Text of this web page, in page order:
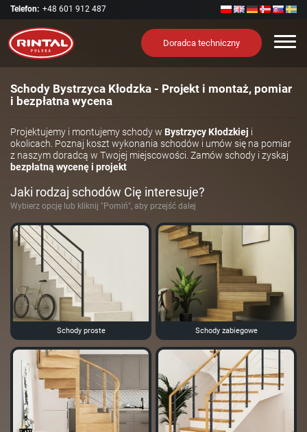
Telefon: +48 601 912 487
Doradca techniczny
Schody Bystrzyca Kłodzka - Projekt i montaż, pomiar
i bezpłatna wycena
Projektujemy i montujemy schody w Bystrzycy Kłodzkiej i
okolicach. Poznaj koszt wykonania schodów i umów się na pomiar
z naszym doradcą w Twojej miejscowości. Zamów schody i zyskaj
bezpłatną wycenę i projekt
Jaki rodzaj schodów Cię interesuje?
Wybierz opcję lub kliknij "Pomiń", aby przejść dalej
Schody proste Schody zabiegowe